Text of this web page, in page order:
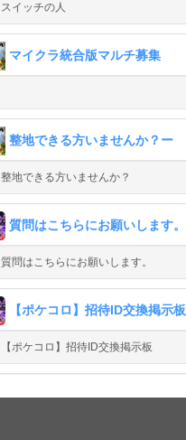
スイッチの人
マイクラ統合版マルチ募集
整地できる方いませんか？ー
整地できる方いませんか？
質問はこちらにお願いします。
質問はこちらにお願いします。
【ポケコロ】招待ID交換掲示板
【ポケコロ】招待ID交換掲示板